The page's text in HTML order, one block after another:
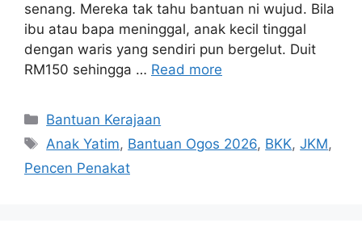
senang. Mereka tak tahu bantuan ni wujud. Bila
ibu atau bapa meninggal, anak kecil tinggal
dengan waris yang sendiri pun bergelut. Duit
RM150 sehingga … Read more
Categories
Bantuan Kerajaan
Tags
Anak Yatim, Bantuan Ogos 2026, BKK,JKM,
Pencen Penakat